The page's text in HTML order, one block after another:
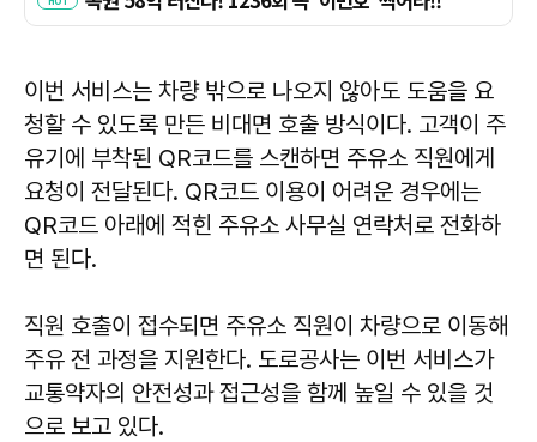
이번 서비스는 차량 밖으로 나오지 않아도 도움을 요
청할 수 있도록 만든 비대면 호출 방식이다. 고객이 주
유기에 부착된 QR코드를 스캔하면 주유소 직원에게
요청이 전달된다. QR코드 이용이 어려운 경우에는
QR코드 아래에 적힌 주유소 사무실 연락처로 전화하
면 된다.
직원 호출이 접수되면 주유소 직원이 차량으로 이동해
주유 전 과정을 지원한다. 도로공사는 이번 서비스가
교통약자의 안전성과 접근성을 함께 높일 수 있을 것
으로 보고 있다.